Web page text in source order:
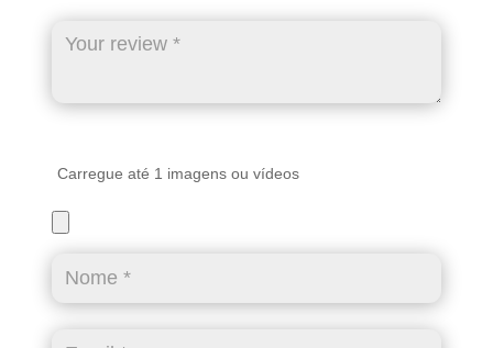
Carregue até 1 imagens ou vídeos